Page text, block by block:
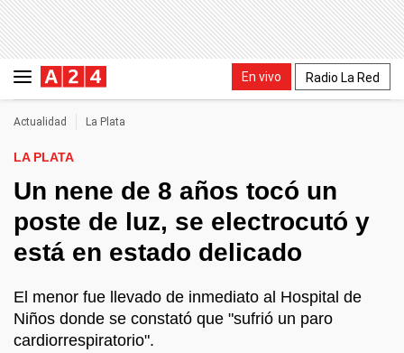
En vivo Radio La Red
Actualidad La Plata
LA PLATA
Un nene de 8 años tocó un
poste de luz, se electrocutó y
está en estado delicado
El menor fue llevado de inmediato al Hospital de
Niños donde se constató que "sufrió un paro
cardiorrespiratorio".